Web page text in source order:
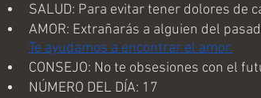
SALUD: Para evitar tener dolores de
AMOR: Extrañarás a alguien del
Te ayudamos a encontrar el amor.
CONSEJO: No te obsesiones con el
NÚMERO DEL DÍA: 17